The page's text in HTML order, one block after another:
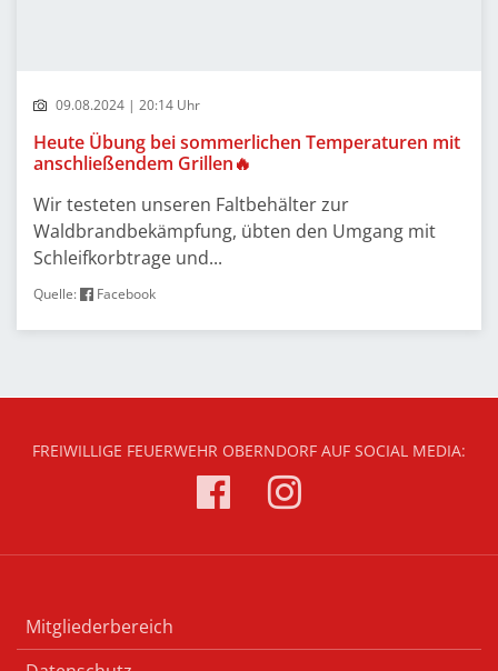
09.08.2024 | 20:14 Uhr
Heute Übung bei sommerlichen Temperaturen mit
anschließendem Grillen🔥
Wir testeten unseren Faltbehälter zur
Waldbrandbekämpfung, übten den Umgang mit
Schleifkorbtrage und...
Quelle: Facebook
FREIWILLIGE FEUERWEHR OBERNDORF AUF SOCIAL MEDIA:
Mitgliederbereich